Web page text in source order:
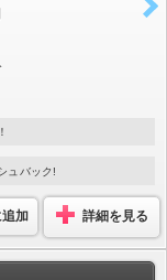
ュバック!
加 詳細を見る